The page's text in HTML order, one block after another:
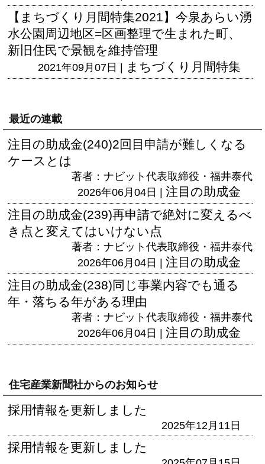
【まちづくり月間特集2021】今泉あらい湧
水公園周辺地区=区画整理で生まれた町、
新旧住民で景観を維持管理
2021年09月07日 | まちづくり月間特集
最近の連載
注目の助成金(240)2回目申請が難しくなる
ケースとは
著者：ナビット代表取締役・福井泰代
2026年06月04日 | 注目の助成金
注目の助成金(239)再申請で絶対に変えるべ
き点と変えてはいけない点
著者：ナビット代表取締役・福井泰代
2026年06月04日 | 注目の助成金
注目の助成金(238)同じ事業内容でも通る
年・落ちる年がある理由
著者：ナビット代表取締役・福井泰代
2026年06月04日 | 注目の助成金
住宅産業新聞社からのお知らせ
採用情報を更新しました
2025年12月11日
採用情報を更新しました